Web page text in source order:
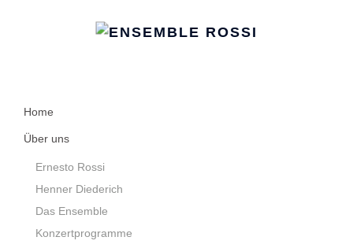
Home
Über uns
Ernesto Rossi
Henner Diederich
Das Ensemble
Konzertprogramme